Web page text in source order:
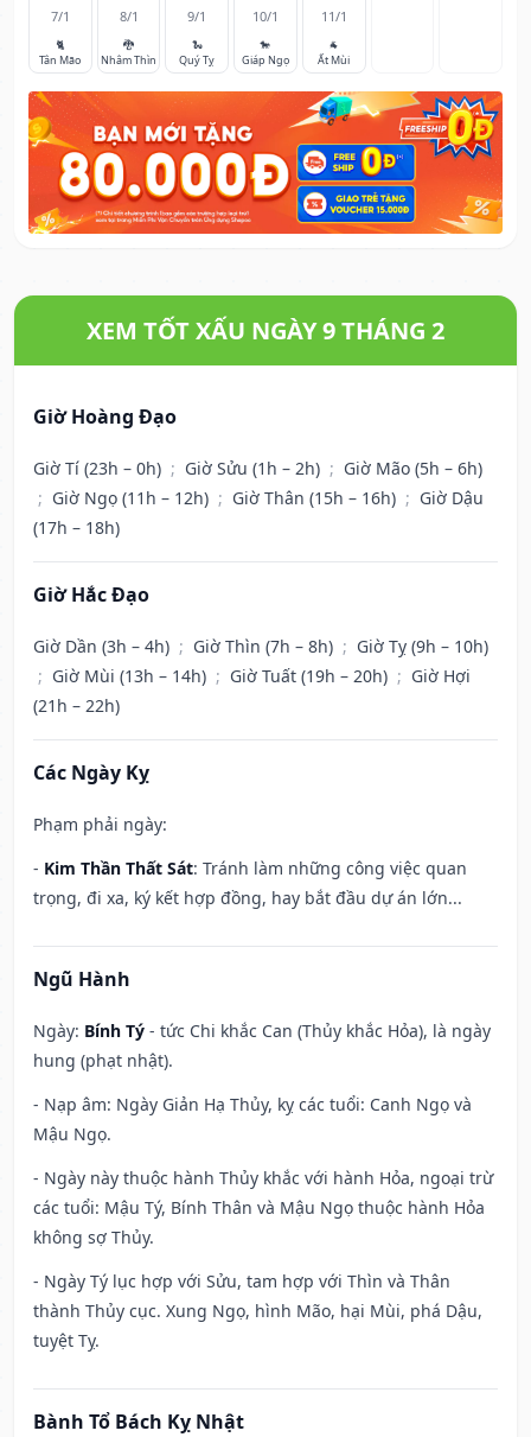
7/1
🐈
Tân Mão
8/1
🐉
Nhâm Thìn
9/1
🐍
Quý Tỵ
10/1
🐎
Giáp Ngọ
11/1
🐐
Ất Mùi
XEM TỐT XẤU NGÀY 9 THÁNG 2
Giờ Hoàng Đạo
Giờ Tí (23h – 0h) ; Giờ Sửu (1h – 2h) ; Giờ Mão (5h – 6h)
; Giờ Ngọ (11h – 12h) ; Giờ Thân (15h – 16h) ; Giờ Dậu
(17h – 18h)
Giờ Hắc Đạo
Giờ Dần (3h – 4h) ; Giờ Thìn (7h – 8h) ; Giờ Tỵ (9h – 10h)
; Giờ Mùi (13h – 14h) ; Giờ Tuất (19h – 20h) ; Giờ Hợi
(21h – 22h)
Các Ngày Kỵ
Phạm phải ngày:
- Kim Thần Thất Sát: Tránh làm những công việc quan
trọng, đi xa, ký kết hợp đồng, hay bắt đầu dự án lớn...
Ngũ Hành
Ngày: Bính Tý - tức Chi khắc Can (Thủy khắc Hỏa), là ngày
hung (phạt nhật).
- Nạp âm: Ngày Giản Hạ Thủy, kỵ các tuổi: Canh Ngọ và
Mậu Ngọ.
- Ngày này thuộc hành Thủy khắc với hành Hỏa, ngoại trừ
các tuổi: Mậu Tý, Bính Thân và Mậu Ngọ thuộc hành Hỏa
không sợ Thủy.
- Ngày Tý lục hợp với Sửu, tam hợp với Thìn và Thân
thành Thủy cục. Xung Ngọ, hình Mão, hại Mùi, phá Dậu,
tuyệt Tỵ.
Bành Tổ Bách Kỵ Nhật